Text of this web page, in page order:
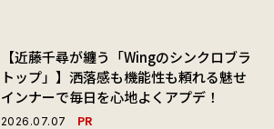
【近藤千尋が纏う「Wingのシンクロブラ
トップ」】洒落感も機能性も頼れる魅せ
インナーで毎日を心地よくアプデ！
2026.07.07 PR